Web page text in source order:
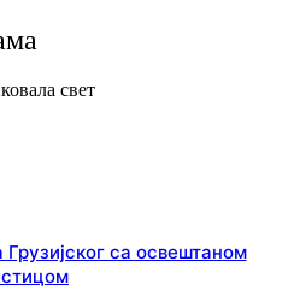
свет
са освештаном